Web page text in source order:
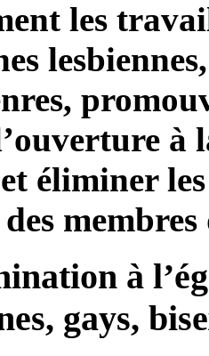
les
à
éliminer
membres
à
gays,